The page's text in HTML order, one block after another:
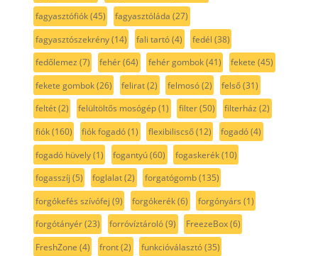
fagyasztófiók(45) fagyasztóláda (27)
fagyasztószekrény(14) fali tartó(4) fedél (38)
fedőlemez (7) fehér(64) fehér gombok(41) fekete (45)
fekete gombok(26) felirat(2) felmosó(2) felső(31)
feltét(2) felültöltős mosógép(1) filter(50) filterház (2)
fiók(160) fiók fogadó(1) flexibiliscső(12) fogadó(4)
fogadó hüvely(1) fogantyú(60) fogaskerék(10)
fogasszíj (5) foglalat(2) forgatógomb(135)
forgókefés szívófej (9) forgókerék(6) forgónyárs (1)
forgótányér(23) forróvíztároló(9) FreezeBox(6)
FreshZone (4) front(2) funkcióválasztó(35)